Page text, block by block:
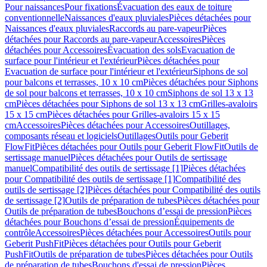
Pour naissancesPour fixationsÉvacuation des eaux de toiture
conventionnelleNaissances d'eaux pluvialesPièces détachées pour
Naissances d'eaux pluvialesRaccords au pare-vapeurPièces
détachées pour Raccords au pare-vapeurAccessoiresPièces
détachées pour AccessoiresÉvacuation des solsEvacuation de
surface pour l'intérieur et l'extérieurPièces détachées pour
Evacuation de surface pour l'intérieur et l'extérieurSiphons de sol
pour balcons et terrasses, 10 x 10 cmPièces détachées pour Siphons
de sol pour balcons et terrasses, 10 x 10 cmSiphons de sol 13 x 13
cmPièces détachées pour Siphons de sol 13 x 13 cmGrilles-avaloirs
15 x 15 cmPièces détachées pour Grilles-avaloirs 15 x 15
cmAccessoiresPièces détachées pour AccessoiresOutillages,
composants réseau et logicielsOutillagesOutils pour Geberit
FlowFitPièces détachées pour Outils pour Geberit FlowFitOutils de
sertissage manuelPièces détachées pour Outils de sertissage
manuelCompatibilité des outils de sertissage [1]Pièces détachées
pour Compatibilité des outils de sertissage [1]Compatibilité des
outils de sertissage [2]Pièces détachées pour Compatibilité des outils
de sertissage [2]Outils de préparation de tubesPièces détachées pour
Outils de préparation de tubesBouchons d’essai de pressionPièces
détachées pour Bouchons d’essai de pressionÉquipements de
contrôleAccessoiresPièces détachées pour AccessoiresOutils pour
Geberit PushFitPièces détachées pour Outils pour Geberit
PushFitOutils de préparation de tubesPièces détachées pour Outils
de préparation de tubesBouchons d'essai de pressionPièces